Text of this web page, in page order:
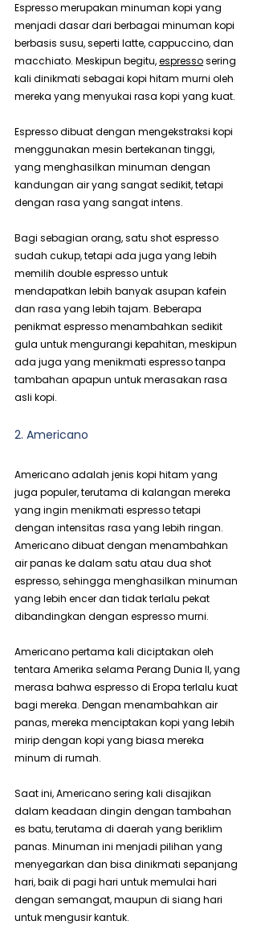
Espresso merupakan minuman kopi yang
menjadi dasar dari berbagai minuman kopi
berbasis susu, seperti latte, cappuccino, dan
macchiato. Meskipun begitu, espresso sering
kali dinikmati sebagai kopi hitam murni oleh
mereka yang menyukai rasa kopi yang kuat.
Espresso dibuat dengan mengekstraksi kopi
menggunakan mesin bertekanan tinggi,
yang menghasilkan minuman dengan
kandungan air yang sangat sedikit, tetapi
dengan rasa yang sangat intens.
Bagi sebagian orang, satu shot espresso
sudah cukup, tetapi ada juga yang lebih
memilih double espresso untuk
mendapatkan lebih banyak asupan kafein
dan rasa yang lebih tajam. Beberapa
penikmat espresso menambahkan sedikit
gula untuk mengurangi kepahitan, meskipun
ada juga yang menikmati espresso tanpa
tambahan apapun untuk merasakan rasa
asli kopi.
2. Americano
Americano adalah jenis kopi hitam yang
juga populer, terutama di kalangan mereka
yang ingin menikmati espresso tetapi
dengan intensitas rasa yang lebih ringan.
Americano dibuat dengan menambahkan
air panas ke dalam satu atau dua shot
espresso, sehingga menghasilkan minuman
yang lebih encer dan tidak terlalu pekat
dibandingkan dengan espresso murni.
Americano pertama kali diciptakan oleh
tentara Amerika selama Perang Dunia II, yang
merasa bahwa espresso di Eropa terlalu kuat
bagi mereka. Dengan menambahkan air
panas, mereka menciptakan kopi yang lebih
mirip dengan kopi yang biasa mereka
minum di rumah.
Saat ini, Americano sering kali disajikan
dalam keadaan dingin dengan tambahan
es batu, terutama di daerah yang beriklim
panas. Minuman ini menjadi pilihan yang
menyegarkan dan bisa dinikmati sepanjang
hari, baik di pagi hari untuk memulai hari
dengan semangat, maupun di siang hari
untuk mengusir kantuk.